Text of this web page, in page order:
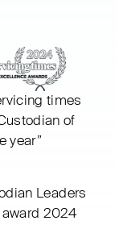
times
of
year”
Leaders
2024